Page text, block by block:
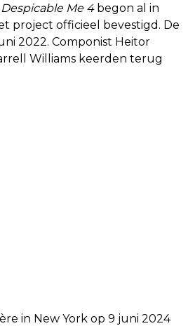
Despicable Me 4begon al in
project officieel bevestigd. De
2022. Componist Heitor
Williams keerden terug
in New York op 9 juni 2024